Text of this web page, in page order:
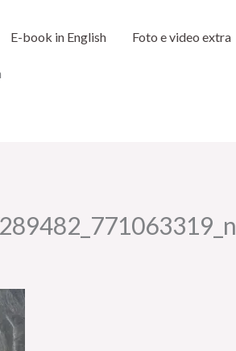
E-book in English Foto e video extra